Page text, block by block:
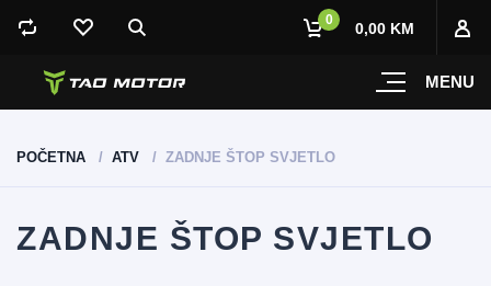
MENU
0 0,00 KM
POČETNA ATV ZADNJE ŠTOP SVJETLO
ZADNJE ŠTOP SVJETLO